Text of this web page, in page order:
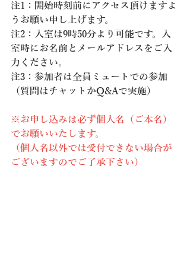
注1：開始時刻前にアクセス頂けますよ
うお願い申し上げます。
注2：入室は9時50分より可能です。入
室時にお名前とメールアドレスをご入
力ください。
注3：参加者は全員ミュートでの参加
（質問はチャットかQ&Aで実施）
※お申し込みは必ず個人名（ご本名）
でお願いいたします。
（個人名以外では受付できない場合が
ございますのでご了承下さい）